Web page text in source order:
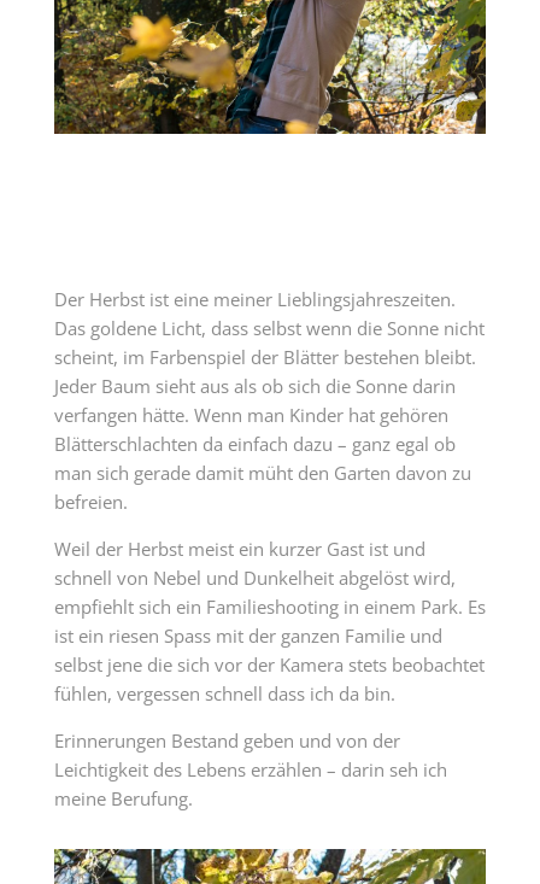
Der Herbst ist eine meiner Lieblingsjahreszeiten.
Das goldene Licht, dass selbst wenn die Sonne nicht
scheint, im Farbenspiel der Blätter bestehen bleibt.
Jeder Baum sieht aus als ob sich die Sonne darin
verfangen hätte. Wenn man Kinder hat gehören
Blätterschlachten da einfach dazu – ganz egal ob
man sich gerade damit müht den Garten davon zu
befreien.
Weil der Herbst meist ein kurzer Gast ist und
schnell von Nebel und Dunkelheit abgelöst wird,
empfiehlt sich ein Familieshooting in einem Park. Es
ist ein riesen Spass mit der ganzen Familie und
selbst jene die sich vor der Kamera stets beobachtet
fühlen, vergessen schnell dass ich da bin.
Erinnerungen Bestand geben und von der
Leichtigkeit des Lebens erzählen – darin seh ich
meine Berufung.